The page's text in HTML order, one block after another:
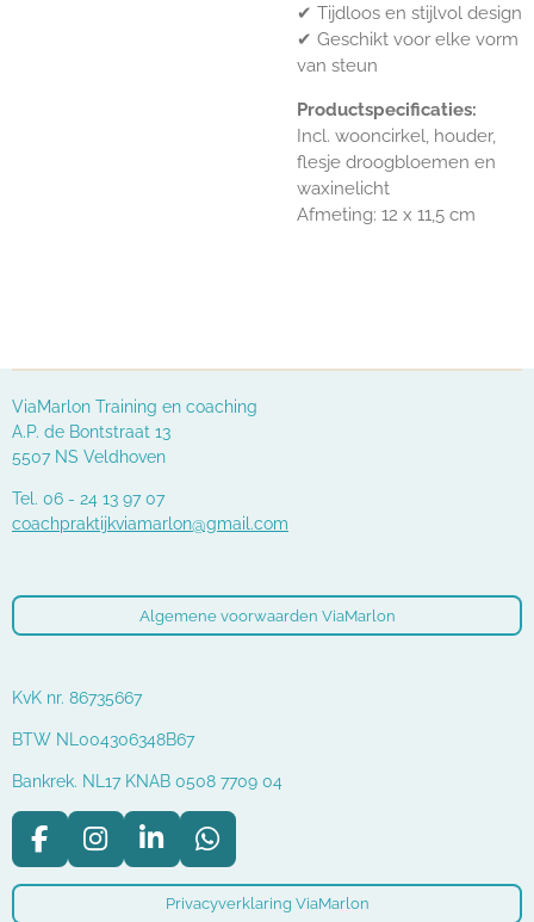
✔ Tijdloos en stijlvol design
✔ Geschikt voor elke vorm
van steun
Productspecificaties:
Incl. wooncirkel, houder,
flesje droogbloemen en
waxinelicht
Afmeting: 12 x 11,5 cm
ViaMarlon Training en coaching
A.P. de Bontstraat 13
5507 NS Veldhoven
Tel. 06 - 24 13 97 07
coachpraktijkviamarlon@gmail.com
Algemene voorwaarden ViaMarlon
KvK nr. 86735667
BTW NL004306348B67
Bankrek. NL17 KNAB 0508 7709 04
F
I
L
W
a
Privacyverklaring ViaMarlon